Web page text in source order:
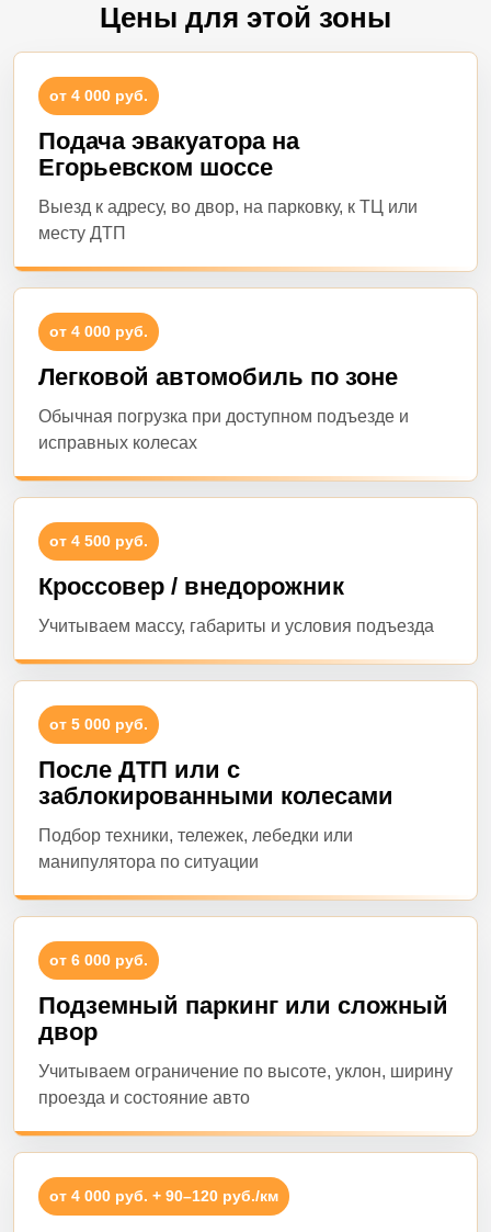
Цены для этой зоны
от 4 000 руб.
Подача эвакуатора на
Егорьевском шоссе
Выезд к адресу, во двор, на парковку, к ТЦ или
месту ДТП
от 4 000 руб.
Легковой автомобиль по зоне
Обычная погрузка при доступном подъезде и
исправных колесах
от 4 500 руб.
Кроссовер / внедорожник
Учитываем массу, габариты и условия подъезда
от 5 000 руб.
После ДТП или с
заблокированными колесами
Подбор техники, тележек, лебедки или
манипулятора по ситуации
от 6 000 руб.
Подземный паркинг или сложный
двор
Учитываем ограничение по высоте, уклон, ширину
проезда и состояние авто
от 4 000 руб. + 90–120 руб./км